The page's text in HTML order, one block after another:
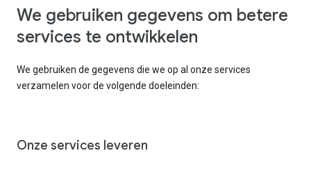
We gebruiken gegevens om betere
services te ontwikkelen
We gebruiken de gegevens die we op al onze services
verzamelen voor de volgende doeleinden:
Onze services leveren